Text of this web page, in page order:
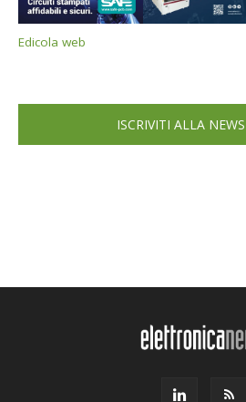
Edicola web
ISCRIVITI ALLA